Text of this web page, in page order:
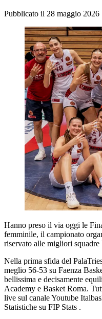
Pubblicato il 28 maggio 2026
Hanno preso il via oggi le
femminile, il campionato
riservato alle migliori
Nella prima sfida del
meglio 56-53 su Faenza
bellissima e decisamente
Academy e Basket Roma.
live sul canale Youtube
Statistiche su FIP Stats .